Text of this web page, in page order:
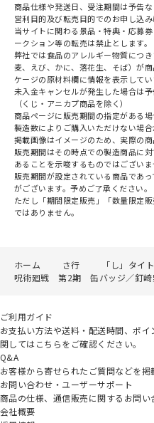
商品仕様や発送日、受注期間は予告な
営利目的及び転売目的でのお申し込み
当サイトに関わる景品・特典・応募
ークション等の転売は禁止とします。
弊社では食品のアレルギー物質につ
麦、えび、かに、落花生、そば）が
ケージの原材料欄に情報を表示してい
未入金キャンセルが発生した場合は
（くじ・アニカプ商品を除く）
商品ページに販売期間の指定がある
製造数によりご購入いただけない場合
掲載画像はイメージのため、実際の
販売期間はその時点での製造商品に
あることを示唆するものではございま
販売期間が設定されている商品であ
がございます。予めご了承ください。
ただし「期間限定販売」「数量限定
ではありません。
ホーム さ行 「し」タイ
呪術廻戦 第2期 缶バッジ／釘崎
ご利用ガイド
お支払い方法や送料・配送時間、ポ
関してはこちらをご確認ください。
Q&A
お客様から寄せられたご質問などを掲
お問い合わせ・ユーザーサポート
商品の仕様、通信販売に関するお問い
会社概要